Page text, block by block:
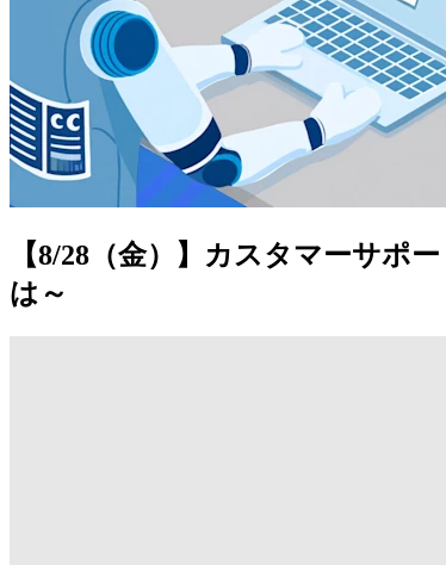
【8/28（金）】カスタマーサポ
は～